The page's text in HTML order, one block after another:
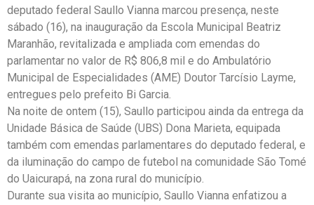
deputado federal Saullo Vianna marcou presença, neste
sábado (16), na inauguração da Escola Municipal Beatriz
Maranhão, revitalizada e ampliada com emendas do
parlamentar no valor de R$ 806,8 mil e do Ambulatório
Municipal de Especialidades (AME) Doutor Tarcísio Layme,
entregues pelo prefeito Bi Garcia.
Na noite de ontem (15), Saullo participou ainda da entrega da
Unidade Básica de Saúde (UBS) Dona Marieta, equipada
também com emendas parlamentares do deputado federal, e
da iluminação do campo de futebol na comunidade São Tomé
do Uaicurapá, na zona rural do município.
Durante sua visita ao município, Saullo Vianna enfatizou a